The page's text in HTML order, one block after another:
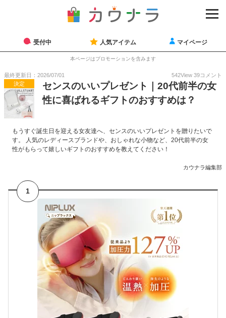
受付中 人気アイテム マイページ
本ページはプロモーションを含みます
最終更新日：2026/07/01 542View 39コメント
決定
センスのいいプレゼント｜20代前半の女
性に喜ばれるギフトのおすすめは？
もうすぐ誕生日を迎える女友達へ、センスのいいプレゼントを贈りたいで
す。 人気のレディースブランドや、おしゃれな小物など、20代前半の女
性がもらって嬉しいギフトのおすすめを教えてください！
カウナラ編集部
1